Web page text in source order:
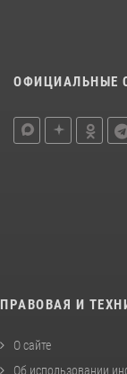
ОФИЦИАЛЬНЫЕ
ПРАВОВАЯ И
О сайте
Об использовании